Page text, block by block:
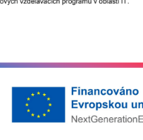
červnové akce
vzdělávání
buďme FAJN